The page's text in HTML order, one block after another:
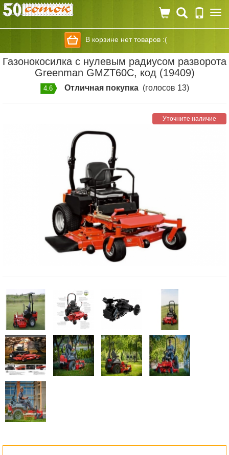
В корзине нет товаров :(
Газонокосилка с нулевым радиусом разворота
Greenman GMZT60C, код (19409)
4.6 Отличная покупка(голосов 13)
Уточните наличие